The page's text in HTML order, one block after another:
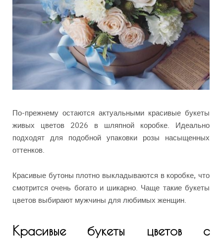
По-прежнему остаются актуальными красивые букеты
живых цветов 2026 в шляпной коробке. Идеально
подходят для подобной упаковки розы насыщенных
оттенков.
Красивые бутоны плотно выкладываются в коробке, что
смотрится очень богато и шикарно. Чаще такие букеты
цветов выбирают мужчины для любимых женщин.
Красивые букеты цветов с